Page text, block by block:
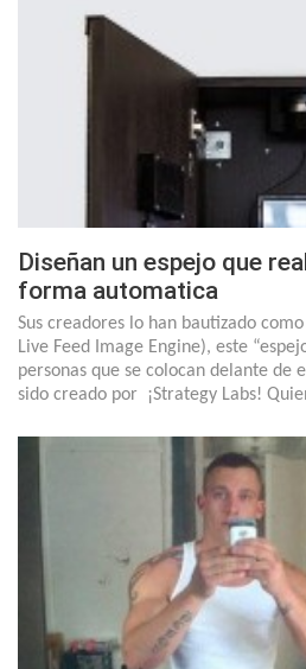
Diseñan un espejo que
forma automatica
Sus creadores lo han bautizado como
Live Feed Image Engine), este
personas que se colocan delante de
sido creado por ¡Strategy Labs!